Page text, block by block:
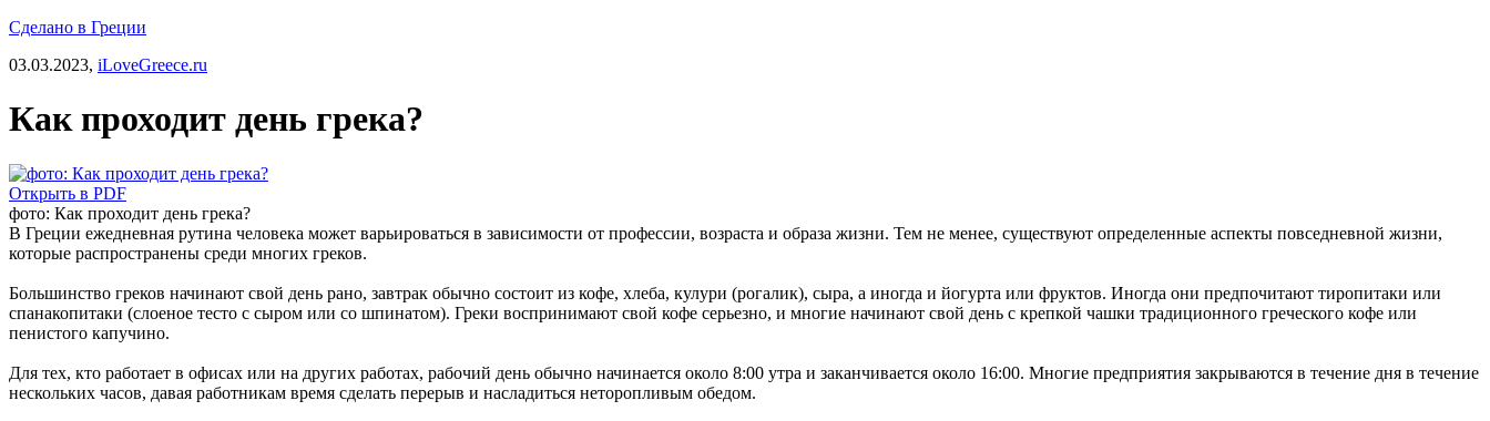
Сделано в Греции
03.03.2023, iLoveGreece.ru
Как проходит день грека?
Открыть в PDF
фото: Как проходит день грека?
В Греции ежедневная рутина человека может варьироваться в зависимости от профессии, возраста и образа жизни. Тем не менее, существуют определенные аспекты повседневной жизни,
которые распространены среди многих греков.
Большинство греков начинают свой день рано, завтрак обычно состоит из кофе, хлеба, кулури (рогалик), сыра, а иногда и йогурта или фруктов. Иногда они предпочитают тиропитаки или
спанакопитаки (слоеное тесто с сыром или со шпинатом). Греки воспринимают свой кофе серьезно, и многие начинают свой день с крепкой чашки традиционного греческого кофе или
пенистого капучино.
Для тех, кто работает в офисах или на других работах, рабочий день обычно начинается около 8:00 утра и заканчивается около 16:00. Многие предприятия закрываются в течение дня в течение
нескольких часов, давая работникам время сделать перерыв и насладиться неторопливым обедом.